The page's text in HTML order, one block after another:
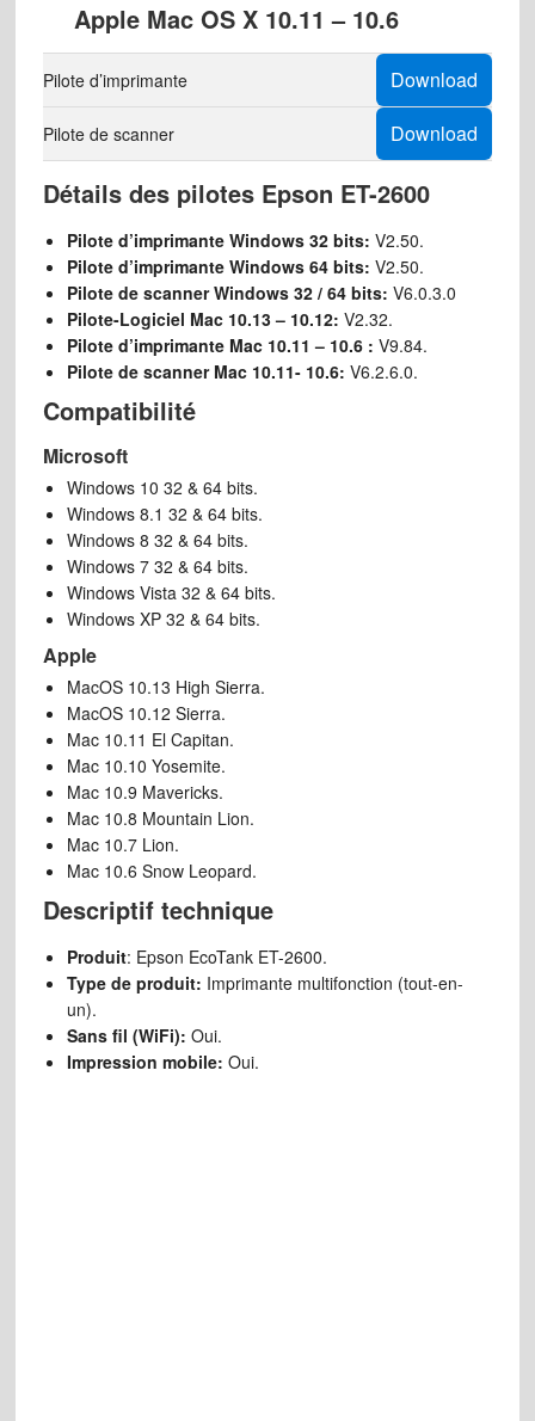
Apple Mac OS X 10.11 – 10.6
Pilote d’imprimante Download
Pilote de scanner Download
Détails des pilotes Epson ET-2600
Pilote d’imprimante Windows 32 bits: V2.50.
Pilote d’imprimante Windows 64 bits: V2.50.
Pilote de scanner Windows 32 / 64 bits: V6.0.3.0
Pilote-Logiciel Mac 10.13 – 10.12: V2.32.
Pilote d’imprimante Mac 10.11 – 10.6 : V9.84.
Pilote de scanner Mac 10.11- 10.6: V6.2.6.0.
Compatibilité
Microsoft
Windows 10 32 & 64 bits.
Windows 8.1 32 & 64 bits.
Windows 8 32 & 64 bits.
Windows 7 32 & 64 bits.
Windows Vista 32 & 64 bits.
Windows XP 32 & 64 bits.
Apple
MacOS 10.13 High Sierra.
MacOS 10.12 Sierra.
Mac 10.11 El Capitan.
Mac 10.10 Yosemite.
Mac 10.9 Mavericks.
Mac 10.8 Mountain Lion.
Mac 10.7 Lion.
Mac 10.6 Snow Leopard.
Descriptif technique
Produit: Epson EcoTank ET-2600.
Type de produit: Imprimante multifonction (tout-en-
un).
Sans fil (WiFi): Oui.
Impression mobile: Oui.